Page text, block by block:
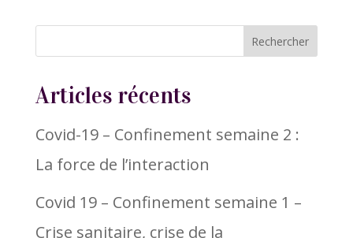
Articles récents
Covid-19 – Confinement semaine 2 :
La force de l’interaction
Covid 19 – Confinement semaine 1 –
Crise sanitaire, crise de la